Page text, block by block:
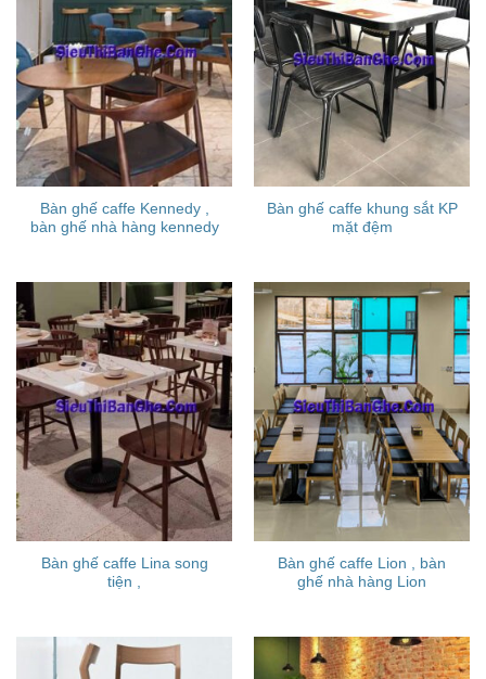
Bàn ghế caffe Kennedy ,
bàn ghế nhà hàng kennedy
Bàn ghế caffe khung sắt KP
mặt đệm
Bàn ghế caffe Lina song
tiện ,
Bàn ghế caffe Lion , bàn
ghế nhà hàng Lion